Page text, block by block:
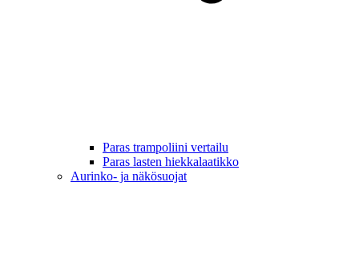
Paras trampoliini vertailu
Paras lasten hiekkalaatikko
Aurinko- ja näkösuojat